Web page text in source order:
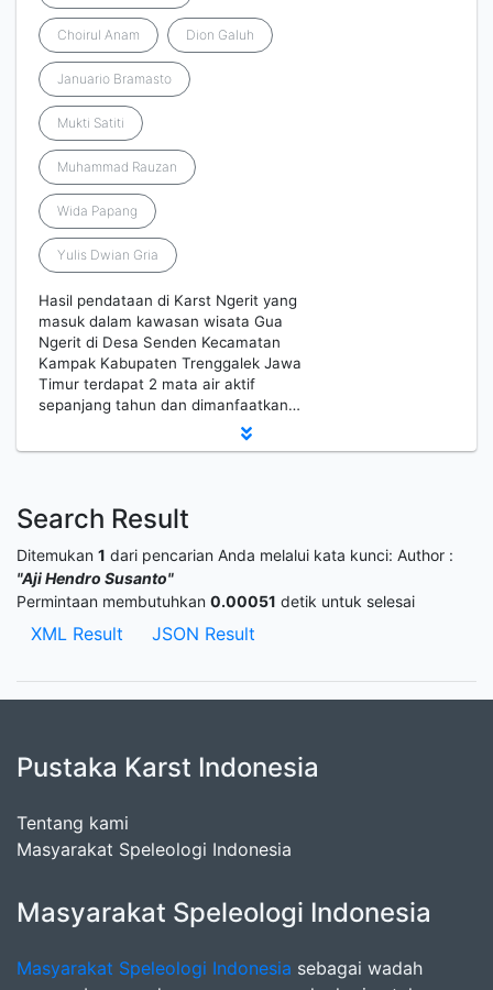
Choirul Anam Dion Galuh
Januario Bramasto
Mukti Satiti
Muhammad Rauzan
Wida Papang
Yulis Dwian Gria
Hasil pendataan di Karst Ngerit yang
masuk dalam kawasan wisata Gua
Ngerit di Desa Senden Kecamatan
Kampak Kabupaten Trenggalek Jawa
Timur terdapat 2 mata air aktif
sepanjang tahun dan dimanfaatkan…
Search Result
Ditemukan 1 dari pencarian Anda melalui kata kunci: Author :
"Aji Hendro Susanto"
Permintaan membutuhkan 0.00051 detik untuk selesai
XML Result JSON Result
Pustaka Karst Indonesia
Tentang kami
Masyarakat Speleologi Indonesia
Masyarakat Speleologi Indonesia
Masyarakat Speleologi Indonesia sebagai wadah